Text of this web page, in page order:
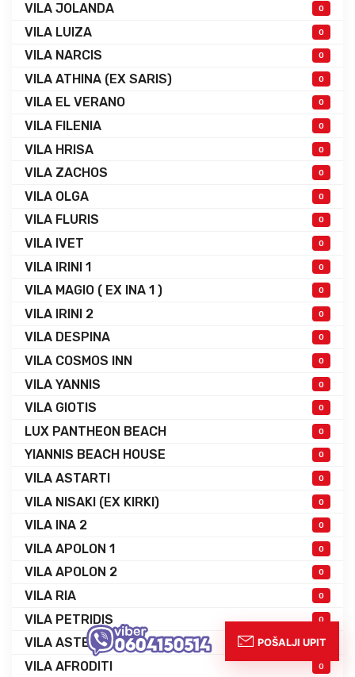
VILA JOLANDA 0
VILA LUIZA 0
VILA NARCIS 0
VILA ATHINA (EX SARIS) 0
VILA EL VERANO 0
VILA FILENIA 0
VILA HRISA 0
VILA ZACHOS 0
VILA OLGA 0
VILA FLURIS 0
VILA IVET 0
VILA IRINI 1 0
VILA MAGIO ( EX INA 1 ) 0
VILA IRINI 2 0
VILA DESPINA 0
VILA COSMOS INN 0
VILA YANNIS 0
VILA GIOTIS 0
LUX PANTHEON BEACH 0
YIANNIS BEACH HOUSE 0
VILA ASTARTI 0
VILA NISAKI (EX KIRKI) 0
VILA INA 2 0
VILA APOLON 1 0
VILA APOLON 2 0
VILA RIA 0
VILA PETRIDIS 0
VILA ASTERIAS 0
VILA AFRODITI 0